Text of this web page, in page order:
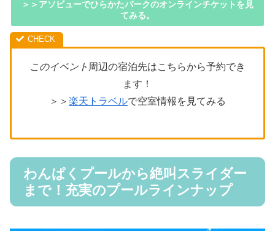
＞＞アソビューでひらかたパークのオンラインチケットを見
てみる。
このイベント 周辺の宿泊先はこちらから予約でき
ます！
＞＞ 楽天トラベルで空室情報を見てみる
わんぱくプールから絶叫スライダー
まで！充実のプールラインナップ